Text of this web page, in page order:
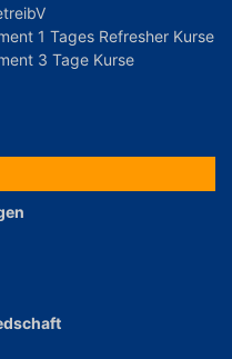
1 Tages Refresher Kurse
3 Tage Kurse